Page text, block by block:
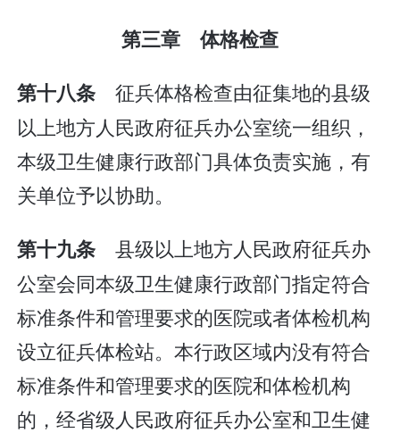
第三章 体格检查
第十八条 征兵体格检查由征集地的县级
以上地方人民政府征兵办公室统一组织，
本级卫生健康行政部门具体负责实施，有
关单位予以协助。
第十九条 县级以上地方人民政府征兵办
公室会同本级卫生健康行政部门指定符合
标准条件和管理要求的医院或者体检机构
设立征兵体检站。本行政区域内没有符合
标准条件和管理要求的医院和体检机构
的，经省级人民政府征兵办公室和卫生健